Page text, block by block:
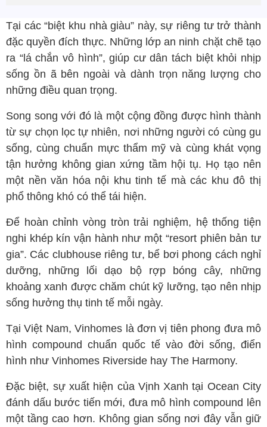
Tại các “biệt khu nhà giàu” này, sự riêng tư trở thành
đặc quyền đích thực. Những lớp an ninh chặt chẽ tạo
ra “lá chắn vô hình”, giúp cư dân tách biệt khỏi nhịp
sống ồn ã bên ngoài và dành trọn năng lượng cho
những điều quan trọng.
Song song với đó là một cộng đồng được hình thành
từ sự chọn lọc tự nhiên, nơi những người có cùng gu
sống, cùng chuẩn mực thẩm mỹ và cùng khát vọng
tận hưởng không gian xứng tầm hội tụ. Họ tạo nên
một nền văn hóa nội khu tinh tế mà các khu đô thị
phổ thông khó có thể tái hiện.
Để hoàn chỉnh vòng tròn trải nghiệm, hệ thống tiện
nghi khép kín vận hành như một “resort phiên bản tư
gia”. Các clubhouse riêng tư, bể bơi phong cách nghỉ
dưỡng, những lối dạo bộ rợp bóng cây, những
khoảng xanh được chăm chút kỹ lưỡng, tạo nên nhịp
sống hưởng thụ tinh tế mỗi ngày.
Tại Việt Nam, Vinhomes là đơn vị tiên phong đưa mô
hình compound chuẩn quốc tế vào đời sống, điển
hình như Vinhomes Riverside hay The Harmony.
Đặc biệt, sự xuất hiện của Vịnh Xanh tại Ocean City
đánh dấu bước tiến mới, đưa mô hình compound lên
một tầng cao hơn. Không gian sống nơi đây vẫn giữ